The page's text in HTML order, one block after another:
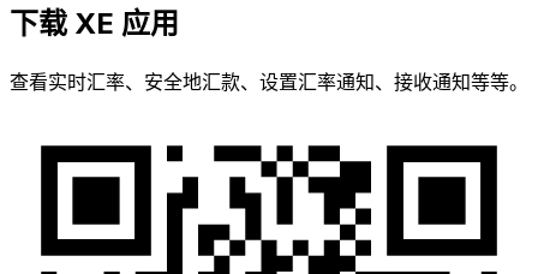
下载 XE 应用
查看实时汇率、安全地汇款、设置汇率通知、接收通知等等。